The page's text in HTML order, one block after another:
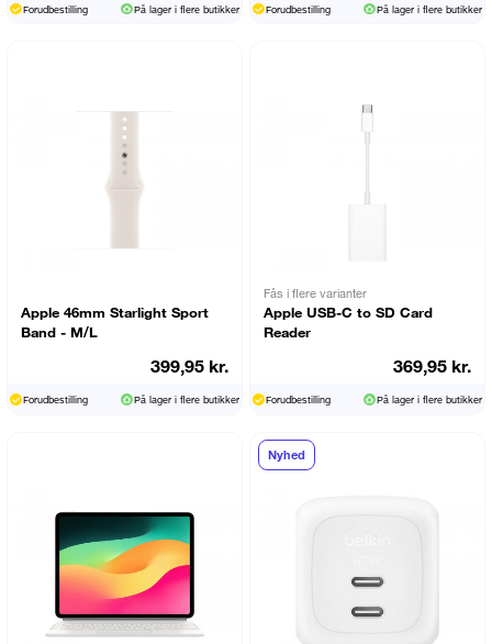
Forudbestilling På lager i flere butikker Forudbestilling På lager i flere butikker
Apple 46mm Starlight Sport
Band - M/L
399,95 kr.
Forudbestilling På lager i flere butikker
Fås i flere varianter
Apple USB-C to SD Card
Reader
369,95 kr.
Forudbestilling På lager i flere butikker
Nyhed